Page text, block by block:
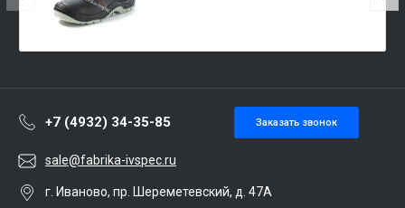
+7 (4932) 34-35-85 Заказать звонок
sale@fabrika-ivspec.ru
г. Иваново, пр. Шереметевский, д. 47А